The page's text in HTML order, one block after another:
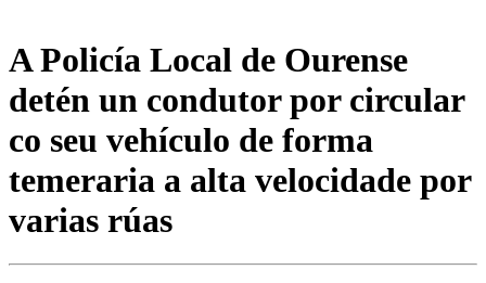
A Policía Local de Ourense
detén un condutor por circular
co seu vehículo de forma
temeraria a alta velocidade por
varias rúas